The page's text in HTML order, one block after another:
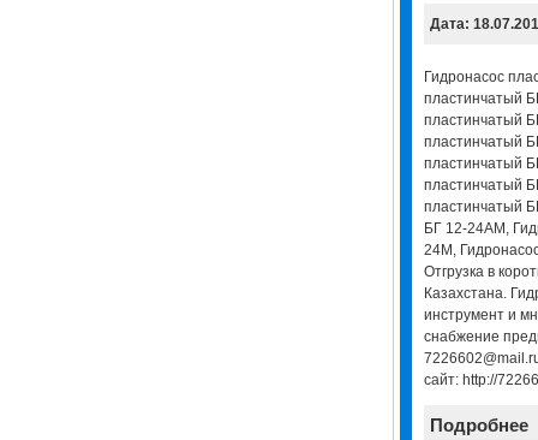
Дата:
Гидронасос
пластинчатый
пластинчатый
пластинчатый
пластинчатый
пластинчатый
пластинчатый
БГ 12-24АМ,
24М,
Отгрузка в
Казахстана.
инструмент и
снабжение
сайт: http://
Подробнее